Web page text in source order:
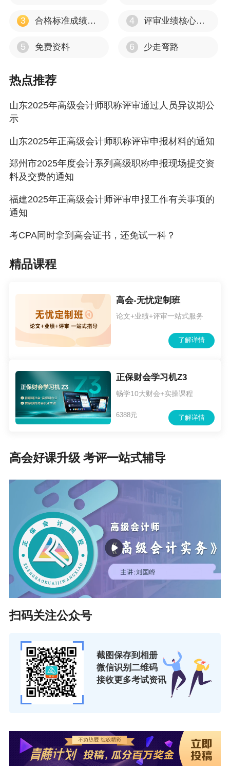
务专业服务项目负责人。
（3）累计担任大中型企业（或编制200人以上事业单
务机构负责人或合伙人，或财务会计工作重要岗位主管，
与财务专业服务项目负责人。
担任会计机构负责人或财务会计工作重要岗位主管10年以
上。
4.专业技术业绩成果条件
任现职期间应具备下列条件3项（县以下基层人员和援
藏、援疆1年以上人员应具备2项）：
（1）在主持和参与经营管理决策、经济结构调整、制
益、会计人才队伍培养等方面取得显著成绩，获得市级以
（2）主持（组织执行或拟定方案）大中型企业投融
资、上市、改制、并购、重组、清算等重大实务工作，或
服务商业模式创新、推动管理模式变革、推进管理技术升
（3）主持完成2项市级以上重点工程、技术研发项
目、重大建设项目的经济可行性论证，或作为主要完成
人，参与1项省部级重点会计专业课题研究，通过结项验收
并完成成果转化，在全国或全省行业范围内产生重大影
导、组织团队承担2项市级重点会计专业课题研究，取得显
著成果。
（4）承办3项重大审计、咨询项目，执业质量较高，
得到市级以上主管部门认可，或对本专业技术领域有重大
创新、重要贡献，取得行业公认的显著业绩。
（5）在具有CN和ISSN刊号的国内经济类学术期刊上
以第一作者发表会计专业论文3篇，其中至少1篇发表在核
心期刊。核心期刊包括北京大学图书馆“中文核心期刊”、
南京大学“中文社会科学引文索引（CSSCI）来源期刊”、中
国社会科学院文献信息中心“中国人文社会科学核心期
（6）独著或合著具有书刊号ISBN的会计类专著（教
材、译著），专著应20万字以上，合著本人应撰写10万字
以上。合著的著作，如不能反映作者写作内容及字数的，
须出具出版社证明。
会计准则、内部控制、管理会计咨询专家，或入选陕西省
高端会计人才培养工程，考核合格毕业。
3 合格标准成绩有效期 4 评审业绩核心资料
5 免费资料 6 少走弯路
热点推荐
山东2025年高级会计师职称评审通过人员异议期公
示
山东2025年正高级会计师职称评审申报材料的通知
郑州市2025年度会计系列高级职称申报现场提交资
料及交费的通知
福建2025年正高级会计师评审申报工作有关事项的
通知
考CPA同时拿到高会证书，还免试一科？
精品课程
高会-无忧定制班
论文+业绩+评审一站式服务
了解详情
正保财会学习机Z3
畅学10大财会+实操课程
了解详情
6388元
高会好课升级 考评一站式辅导
扫码关注公众号
截图保存到相册
微信识别二维码
接收更多考试资讯